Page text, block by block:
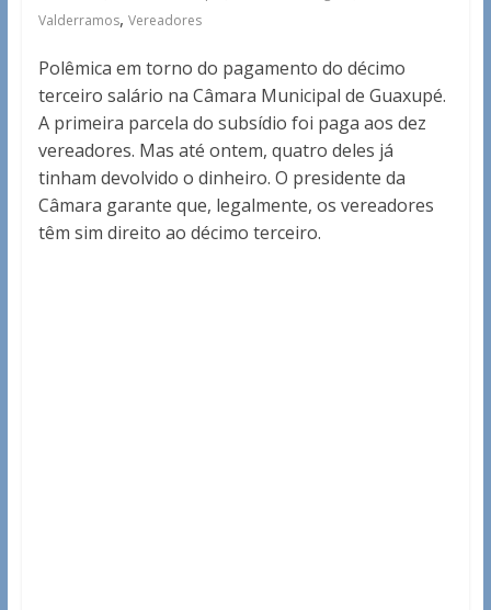
Valderramos, Vereadores
Polêmica em torno do pagamento do décimo
terceiro salário na Câmara Municipal de Guaxupé.
A primeira parcela do subsídio foi paga aos dez
vereadores. Mas até ontem, quatro deles já
tinham devolvido o dinheiro. O presidente da
Câmara garante que, legalmente, os vereadores
têm sim direito ao décimo terceiro.